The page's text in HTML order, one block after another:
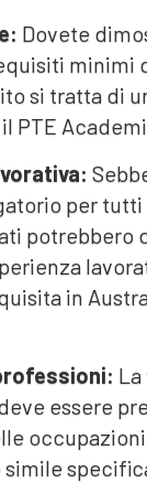
Dovete
minimi
si tratta di
PTE
per tutti
potrebbero
in
essere
simile